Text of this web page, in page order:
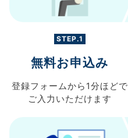
STEP.1
無料お申込み
登録フォームから 1分ほどで
ご入力 いただけます